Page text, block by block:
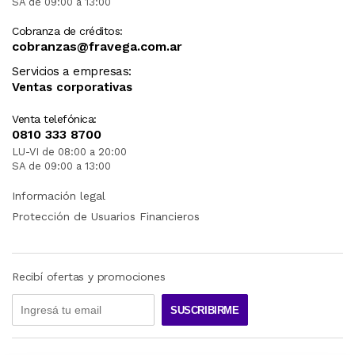
Terminales:
Salidas: 1 ANALÓGICA (RCA)
Cobranza de créditos:
cobranzas@fravega.com.ar
Servicios a empresas:
Ventas corporativas
Venta telefónica:
0810 333 8700
LU-VI de 08:00 a 20:00
SA de 09:00 a 13:00
Información legal
Protección de Usuarios Financieros
Recibí ofertas y promociones
SUSCRIBIRME